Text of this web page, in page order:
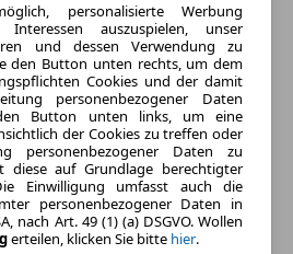
5.000,0 km
Jahrliche Fahrleistung
25 km
Kilometerstand
ca. 92 kW (125 PS)
Leistung
(komb.)
(komb.)
personalisierte Werbung
auszuspielen, unser
und dessen Verwendung zu
den Button unten rechts, um dem
Cookies und der damit
personenbezogener Daten
Button unten links, um eine
der Cookies zu treffen oder
personenbezogener Daten zu
diese auf Grundlage berechtigter
Einwilligung umfasst auch die
personenbezogener Daten in
nach Art. 49 (1) (a) DSGVO. Wollen
erteilen, klicken Sie bitte hier.